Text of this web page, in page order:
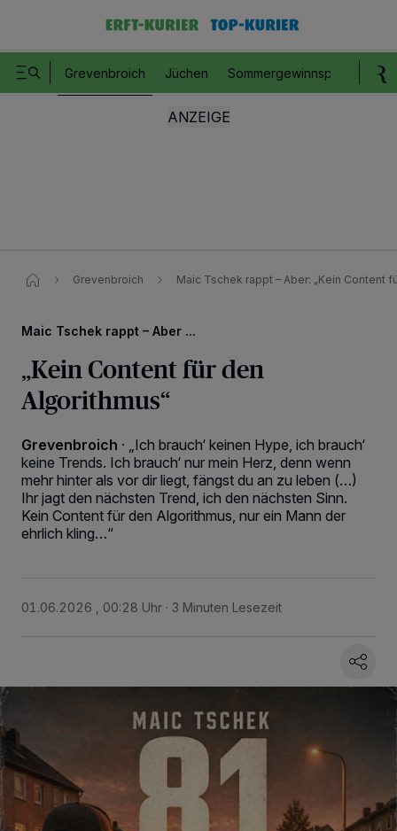
Grevenbroich Jüchen Sommergewinnspiel
Grevenbroich Maic Tschek rappt – Aber: „Kein Content
Maic Tschek rappt – Aber ...
„Kein Content für den
Algorithmus“
Grevenbroich · „Ich brauch‘ keinen Hype, ich brauch‘
keine Trends. Ich brauch‘ nur mein Herz, denn wenn
mehr hinter als vor dir liegt, fängst du an zu leben (…)
Ihr jagt den nächsten Trend, ich den nächsten Sinn.
Kein Content für den Algorithmus, nur ein Mann der
ehrlich kling…“
01.06.2026 , 00:28 Uhr 3 Minuten Lesezeit
Wir und unsere
-Partner speichern und greifen auf personenbezogene Daten
wie Browserdaten oder eindeutige Kennungen auf Ihrem Gerät zu. Durch Auswahl
von OK aktivieren Sie Tracking-Technologien für die unter „Wir und unsere Partner
verarbeiten Daten, um Ihnen Dienste bereitzustellen“ aufgeführten Zwecke. Wenn
Tracker deaktiviert sind, sind manche Inhalte und Anzeigen möglicherweise nicht